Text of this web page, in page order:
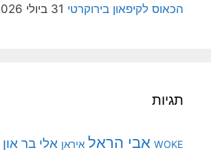
הכאוס לקיפאון בירוקרטי 31 ביולי 2026
תגיות
WOKE אבי הראל איראן אלי בר און